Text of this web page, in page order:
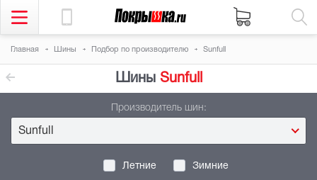
Главная Шины Подбор по производителю Sunfull
Шины Sunfull
Производитель шин:
Sunfull
Летние Зимние